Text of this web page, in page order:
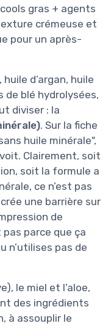
gras + agents
crémeuse et
pour un après-
, huile d’argan, huile
de blé hydrolysées,
diviser : la
. Sur la fiche
huile minérale",
Clairement, soit
soit la formule a
ce n’est pas
une barrière sur
de
pas parce que ça
n’utilises pas de
le miel et l’aloe,
des ingrédients
à assouplir le